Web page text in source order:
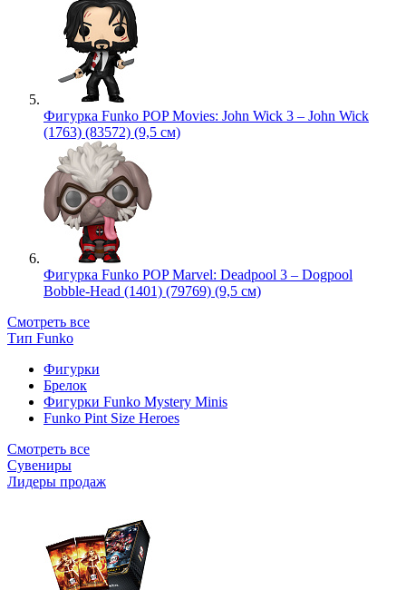
Фигурка Funko POP Movies: John Wick 3 – John Wick
(1763) (83572) (9,5 см)
Фигурка Funko POP Marvel: Deadpool 3 – Dogpool
Bobble-Head (1401) (79769) (9,5 см)
Смотреть все
Тип Funko
Фигурки
Брелок
Фигурки Funko Mystery Minis
Funko Pint Size Heroes
Смотреть все
Сувениры
Лидеры продаж